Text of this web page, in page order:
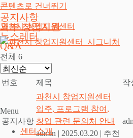
콘텐츠로 건너뛰기
과천시 창업지원센터
Menu
센터소개
공지사항
외부 창업지원
뉴스레터
Q&A
전체 6
번호 제목 작
공지사항
과천시 창업지원센터
입주, 프로그램 참여,
창업 관련 문의처 안내
admin | 2025.03.20 | 추천